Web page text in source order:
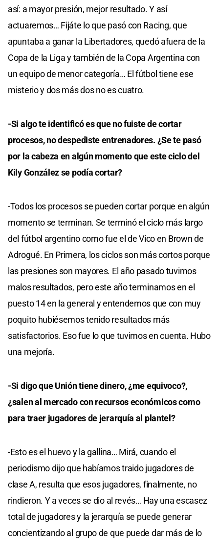
así: a mayor presión, mejor resultado. Y así
actuaremos… Fijáte lo que pasó con Racing, que
apuntaba a ganar la Libertadores, quedó afuera de la
Copa de la Liga y también de la Copa Argentina con
un equipo de menor categoría… El fútbol tiene ese
misterio y dos más dos no es cuatro.
-Si algo te identificó es que no fuiste de cortar
procesos, no despediste entrenadores. ¿Se te pasó
por la cabeza en algún momento que este ciclo del
Kily González se podía cortar?
-Todos los procesos se pueden cortar porque en algún
momento se terminan. Se terminó el ciclo más largo
del fútbol argentino como fue el de Vico en Brown de
Adrogué. En Primera, los ciclos son más cortos porque
las presiones son mayores. El año pasado tuvimos
malos resultados, pero este año terminamos en el
puesto 14 en la general y entendemos que con muy
poquito hubiésemos tenido resultados más
satisfactorios. Eso fue lo que tuvimos en cuenta. Hubo
una mejoría.
-Si digo que Unión tiene dinero, ¿me equivoco?,
¿salen al mercado con recursos económicos como
para traer jugadores de jerarquía al plantel?
-Esto es el huevo y la gallina… Mirá, cuando el
periodismo dijo que habíamos traido jugadores de
clase A, resulta que esos jugadores, finalmente, no
rindieron. Y a veces se dio al revés… Hay una escasez
total de jugadores y la jerarquía se puede generar
concientizando al grupo de que puede dar más de lo